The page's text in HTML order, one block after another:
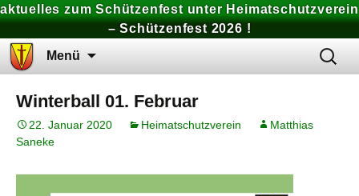
aktuelles zum Schützenfest unter Heimatschutzverein
– Schützenfest 2026 !
Menü
Suchen
nach:
Winterball 01. Februar
22. Januar 2020 Heimatschutzverein
Matthias
Saneke